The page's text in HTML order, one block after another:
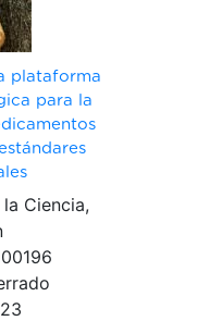
plataforma
para la
Ciencia,